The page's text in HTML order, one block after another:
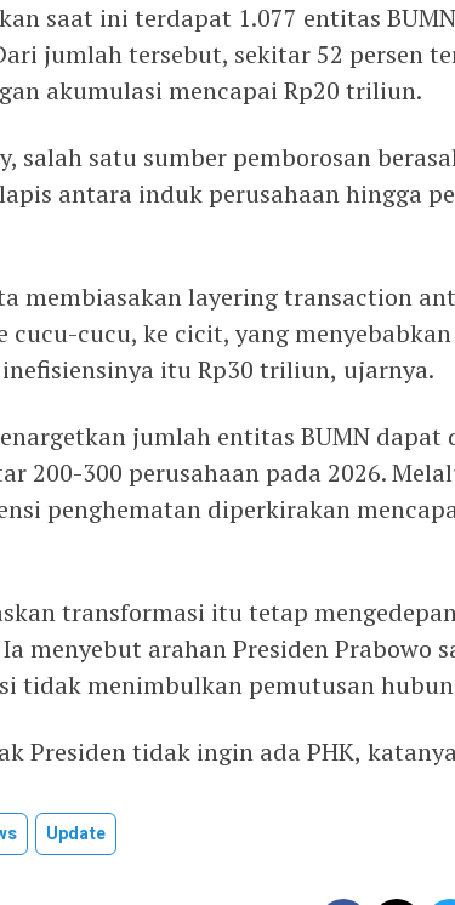
saat ini terdapat 1.077 entitas
jumlah tersebut, sekitar 52 persen
akumulasi mencapai Rp20 triliun.
salah satu sumber pemborosan
antara induk perusahaan hingga
membiasakan layering transaction
cucu-cucu, ke cicit, yang
itu Rp30 triliun, ujarnya.
jumlah entitas BUMN dapat
200-300 perusahaan pada 2026.
penghematan diperkirakan
transformasi itu tetap
menyebut arahan Presiden Prabowo
tidak menimbulkan pemutusan
Presiden tidak ingin ada PHK,
Update